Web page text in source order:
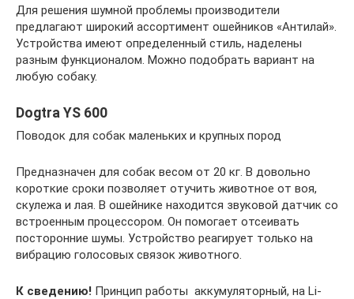
Для решения шумной проблемы производители
предлагают широкий ассортимент ошейников «Антилай».
Устройства имеют определенный стиль, наделены
разным функционалом. Можно подобрать вариант на
любую собаку.
Dogtra YS 600
Поводок для собак маленьких и крупных пород
Предназначен для собак весом от 20 кг. В довольно
короткие сроки позволяет отучить животное от воя,
скулежа и лая. В ошейнике находится звуковой датчик со
встроенным процессором. Он помогает отсеивать
посторонние шумы. Устройство реагирует только на
вибрацию голосовых связок животного.
К сведению! Принцип работы ­ аккумуляторный, на Li-